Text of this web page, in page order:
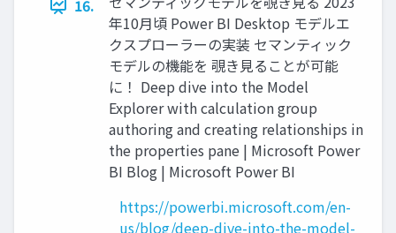
16.
年10月頃 Power BI Desktop モデルエ
クスプローラーの実装 セマンティック
モデルの機能を 覗き見ることが可能
に！ Deep dive into the Model
Explorer with calculation group
authoring and creating relationships in
the properties pane | Microsoft Power
BI Blog | Microsoft Power BI
https://powerbi.microsoft.com/en-
us/blog/deep-dive-into-the-model-